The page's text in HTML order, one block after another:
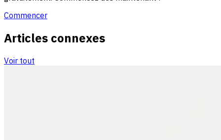
Commencer
Articles connexes
Voir tout